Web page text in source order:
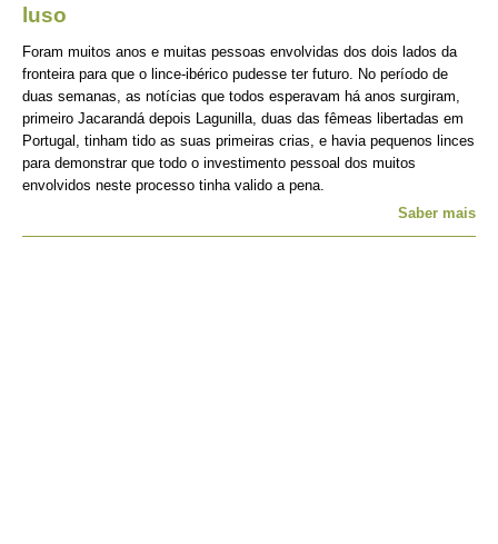
luso
Foram muitos anos e muitas pessoas envolvidas dos dois lados da
fronteira para que o lince-ibérico pudesse ter futuro. No período de
duas semanas, as notícias que todos esperavam há anos surgiram,
primeiro Jacarandá depois Lagunilla, duas das fêmeas libertadas em
Portugal, tinham tido as suas primeiras crias, e havia pequenos linces
para demonstrar que todo o investimento pessoal dos muitos
envolvidos neste processo tinha valido a pena.
Saber mais